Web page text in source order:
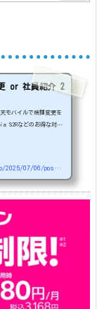
or 社員紹介 2
モバイルで機種変更を
S2Rなどのお得な対象
Plus #1円
https://www.bookservice.jp/2025/07/06/post-48181